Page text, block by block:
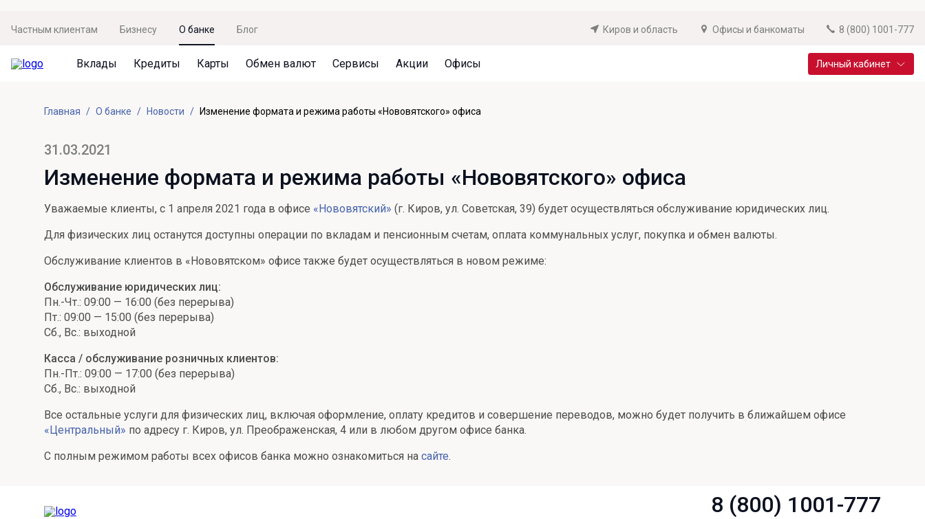
Частным клиентам Бизнесу О банке Блог Киров и область Офисы и банкоматы 8 (800) 1001-777
Вклады
Не упусти момент
Просто вклад
Накопительный
Валютный плюс
Онлайн
Все вклады
Система страхования вкладов
Архив вкладов
Подробнее
Кредиты
Кредит под залог недвижимости
Рефинансирование
Кредит на автомобиль
Все кредиты
Привилегии для клиентов
Реструктуризация
Карты
Дебетовая карта с пакетом услуг
Премиальная карта Mir Supreme
Пенсионная карта
Все карты
Документы
Кешбэк
Обмен валют
Курсы валют
Бронирование валюты
Курсы валют ЦБ
Сервисы
Оплата кредита
Оценка недвижимости
Подбор новой недвижимости
Регистрация в ЕБС
Удаленная идентификация
Мобильное приложение
Подтверждение согласия через Госуслуги
Все сервисы
Акции
Акция «Приведи друга»
Акция «Ставка на бизнес»
Офисы Личный кабинет
Главная О банке Новости Изменение формата и режима работы «Нововятского» офиса
31.03.2021
Изменение формата и режима работы «Нововятского» офиса
Уважаемые клиенты, с 1 апреля 2021 года в офисе «Нововятский» (г. Киров, ул. Советская, 39) будет осуществляться обслуживание юридических лиц.
Для физических лиц останутся доступны операции по вкладам и пенсионным счетам, оплата коммунальных услуг, покупка и обмен валюты.
Обслуживание клиентов в «Нововятском» офисе также будет осуществляться в новом режиме:
Обслуживание юридических лиц:
Пн.-Чт.: 09:00 — 16:00 (без перерыва)
Пт.: 09:00 — 15:00 (без перерыва)
Сб., Вс.: выходной
Касса / обслуживание розничных клиентов:
Пн.-Пт.: 09:00 — 17:00 (без перерыва)
Сб., Вс.: выходной
Все остальные услуги для физических лиц, включая оформление, оплату кредитов и совершение переводов, можно будет получить в ближайшем офисе
«Центральный» по адресу г. Киров, ул. Преображенская, 4 или в любом другом офисе банка.
С полным режимом работы всех офисов банка можно ознакомиться на сайте.
8 (800) 1001-777